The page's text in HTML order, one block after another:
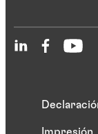
Impresión